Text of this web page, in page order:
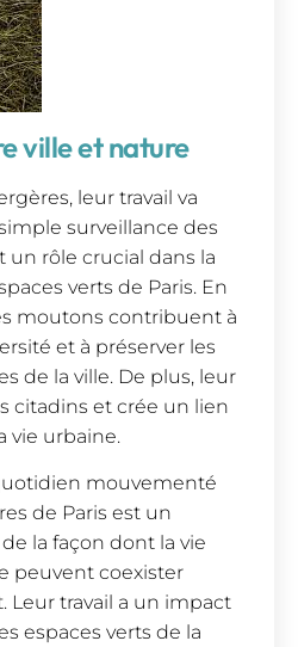
ville et nature
leur travail va
surveillance des
un rôle crucial dans la
verts de Paris. En
moutons contribuent à
et à préserver les
de la ville. De plus, leur
citadins et crée un lien
vie urbaine.
mouvementé
de Paris est un
la façon dont la vie
peuvent coexister
Leur travail a un impact
espaces verts de la